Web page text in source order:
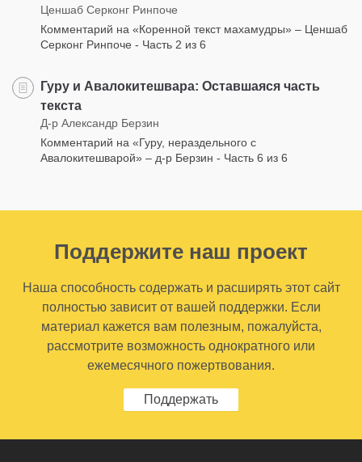
Ценшаб Серконг Ринпоче
Комментарий на «Коренной текст махамудры» – Ценшаб
Серконг Ринпоче - Часть 2 из 6
Гуру и Авалокитешвара: Оставшаяся часть
текста
Д-р Александр Берзин
Комментарий на «Гуру, нераздельного с
Авалокитешварой» – д-р Берзин - Часть 6 из 6
Поддержите наш проект
Наша способность содержать и расширять этот сайт
полностью зависит от вашей поддержки. Если
материал кажется вам полезным, пожалуйста,
рассмотрите возможность однократного или
ежемесячного пожертвования.
Поддержать